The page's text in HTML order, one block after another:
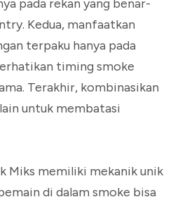
pada rekan yang benar-
Kedua, manfaatkan
terpaku hanya pada
timing smoke
Terakhir, kombinasikan
untuk membatasi
Miks memiliki mekanik unik
di dalam smoke bisa